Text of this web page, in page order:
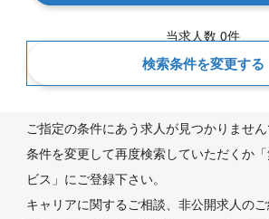
当求人数 0件
検索条件を変更する
ご指定の条件にあう求人が見つかりません
条件を変更して再度検索していただくか
ビス」にご登録下さい。
キャリアに関するご相談、非公開求人の